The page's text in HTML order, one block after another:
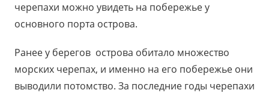
черепахи можно увидеть на побережье у
основного порта острова.
Ранее у берегов острова обитало множество
морских черепах, и именно на его побережье они
выводили потомство. За последние годы черепахи